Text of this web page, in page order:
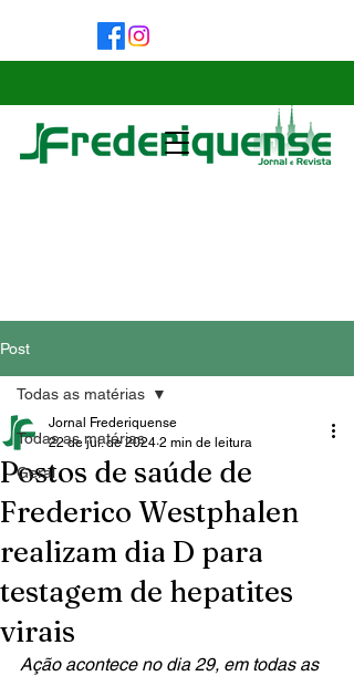
Post
Todas as matérias
Geral
Todas as matérias
Postos de saúde de
Frederico Westphalen
realizam dia D para
testagem de hepatites
virais
Jornal Frederiquense
22 de jul. de 2024 2 min de leitura
Ação acontece no dia 29, em todas as